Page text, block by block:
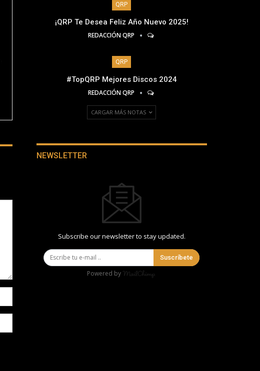
QRP
¡QRP Te Desea Feliz Año Nuevo 2025!
REDACCIÓN QRP
QRP
#TopQRP Mejores Discos 2024
REDACCIÓN QRP
CARGAR MÁS NOTAS
NEWSLETTER
Subscribe our newsletter to stay updated.
Suscríbete
Powered by